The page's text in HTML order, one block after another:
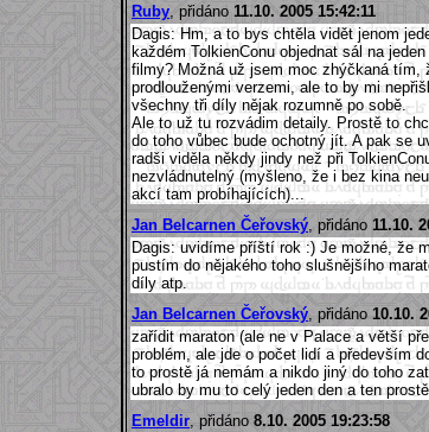
Ruby , přidáno 11.10. 2005 15:42:11
Dagis: Hm, a to bys chtěla vidět jenom
každém TolkienConu objednat sál na
filmy? Možná už jsem moc zhýčkaná tím,
prodlouženými verzemi, ale to by mi
všechny tři díly nějak rozumně po sobě.
Ale to už tu rozvádim detaily. Prostě to
do toho vůbec bude ochotný jít. A pak se
radši viděla někdy jindy než při
nezvládnutelný (myšleno, že i bez kina
akcí tam probíhajících)...
Jan Belcarnen Čeřovský , přidáno 11.10.
Dagis: uvidíme příští rok :) Je možné, že
pustím do nějakého toho slušnějšího
díly atp.
Jan Belcarnen Čeřovský , přidáno 10.10.
zařídit maraton (ale ne v Palace a větší
problém, ale jde o počet lidí a především
to prostě já nemám a nikdo jiný do toho
ubralo by mu to celý jeden den a ten
Emeldir , přidáno 8.10. 2005 19:23:58